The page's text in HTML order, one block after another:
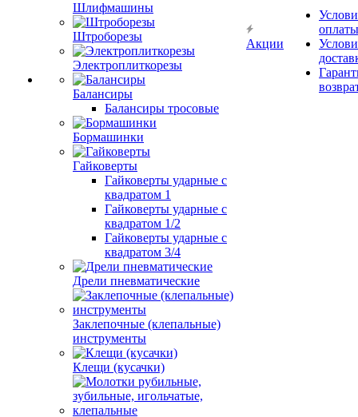
Шлифмашины
Штроборезы
Электроплиткорезы
Балансиры
Балансиры тросовые
Бормашинки
Гайковерты
Гайковерты ударные с
квадратом 1
Гайковерты ударные с
квадратом 1/2
Гайковерты ударные с
квадратом 3/4
Дрели пневматические
Заклепочные (клепальные)
инструменты
Клещи (кусачки)
Акции
оплаты